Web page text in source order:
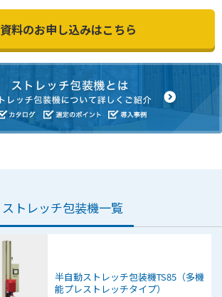
資料のお申し込みはこちら
ストレッチ包装機一覧
半自動ストレッチ包装機TS85（多機
能プレストレッチタイプ）